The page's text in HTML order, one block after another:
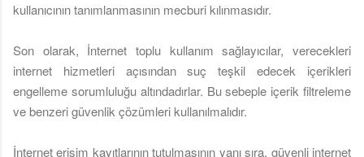
kullanıcının tanımlanmasının mecburi kılınmasıdır.
Son olarak, İnternet toplu kullanım sağlayıcılar, verecekleri
internet hizmetleri açısından suç teşkil edecek içerikleri
engelleme sorumluluğu altındadırlar. Bu sebeple içerik filtreleme
ve benzeri güvenlik çözümleri kullanılmalıdır.
İnternet erişim kayıtlarının tutulmasının yanı sıra, güvenli internet